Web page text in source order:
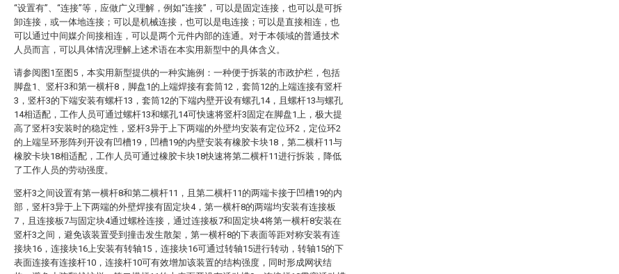
“设置有”、“连接”等，应做广义理解，例如“连接”，可以是固定连接，也可以是可拆
卸连接，或一体地连接；可以是机械连接，也可以是电连接；可以是直接相连，也
可以通过中间媒介间接相连，可以是两个元件内部的连通。对于本领域的普通技术
人员而言，可以具体情况理解上述术语在本实用新型中的具体含义。
请参阅图1至图5，本实用新型提供的一种实施例：一种便于拆装的市政护栏，包括
脚盘1、竖杆3和第一横杆8，脚盘1的上端焊接有套筒12，套筒12的上端连接有竖杆
3，竖杆3的下端安装有螺杆13，套筒12的下端内壁开设有螺孔14，且螺杆13与螺孔
14相适配，工作人员可通过螺杆13和螺孔14可快速将竖杆3固定在脚盘1上，极大提
高了竖杆3安装时的稳定性，竖杆3异于上下两端的外壁均安装有定位环2，定位环2
的上端呈环形阵列开设有凹槽19，凹槽19的内壁安装有橡胶卡块18，第二横杆11与
橡胶卡块18相适配，工作人员可通过橡胶卡块18快速将第二横杆11进行拆装，降低
了工作人员的劳动强度。
竖杆3之间设置有第一横杆8和第二横杆11，且第二横杆11的两端卡接于凹槽19的内
部，竖杆3异于上下两端的外壁焊接有固定块4，第一横杆8的两端均安装有连接板
7，且连接板7与固定块4通过螺栓连接，通过连接板7和固定块4将第一横杆8安装在
竖杆3之间，避免该装置受到撞击发生散架，第一横杆8的下表面等距对称安装有连
接块16，连接块16上安装有转轴15，连接块16可通过转轴15进行转动，转轴15的下
表面连接有连接杆10，连接杆10可有效增加该装置的结构强度，同时形成网状结